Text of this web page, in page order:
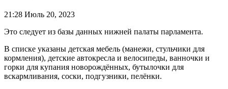
21:28 Июль 20, 2023
Это следует из базы данных нижней палаты парламента.
В списке указаны детская мебель (манежи, стульчики для
кормления), детские автокресла и велосипеды, ванночки и
горки для купания новорождённых, бутылочки для
вскармливания, соски, подгузники, пелёнки.